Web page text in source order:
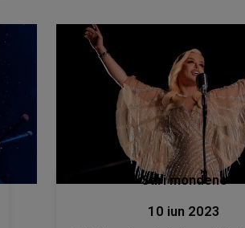
Stiri mondene
10 iun 2023